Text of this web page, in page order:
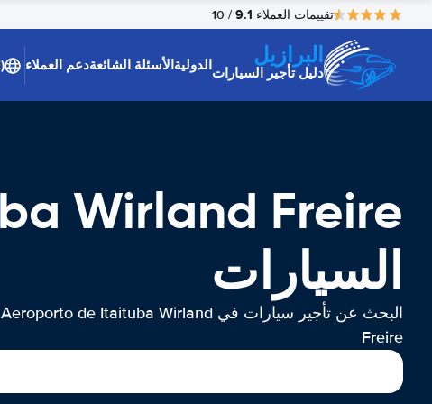
تقييمات العملاء 9.1
/ 10
البرازيل
دليل تأجير السياراتالدوليةالأسئلة الشائعةدعم العملاء (AE)
السيارات
البحث عن تأجير سيارات في Aeroporto de Itaituba Wirland
Freire